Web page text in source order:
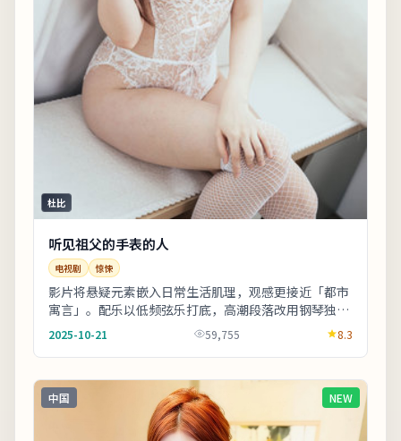
杜比
听见祖父的手表的人
电视剧 惊悚
影片将悬疑元素嵌入日常生活肌理，观感更接近「都市
寓言」。配乐以低频弦乐打底，高潮段落改用钢琴独
奏，情绪克制而有后劲。整体来看，这是一部类型元素
清...
2025-10-21 59,755 8.3
中国 NEW